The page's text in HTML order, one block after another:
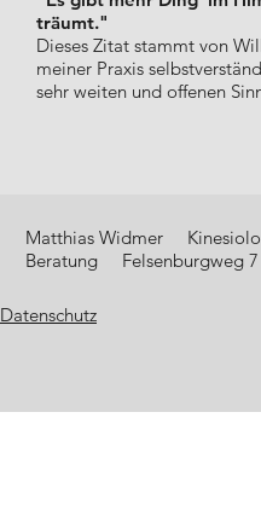
träumt."
Dieses Zitat stammt von
meiner Praxis
sehr weiten und offenen
Matthias Widmer
Beratung Felsenburgweg 7
Datenschutz